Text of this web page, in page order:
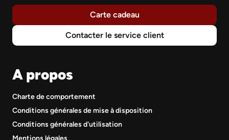
Carte cadeau
Contacter le service client
A propos
Charte de comportement
Conditions générales de mise à disposition
Conditions générales d'utilisation
Mentions légales